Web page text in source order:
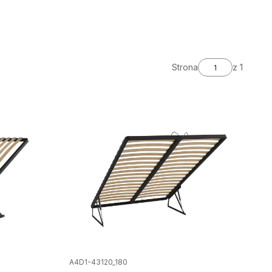
Strona z 1
A4D1-43120_180